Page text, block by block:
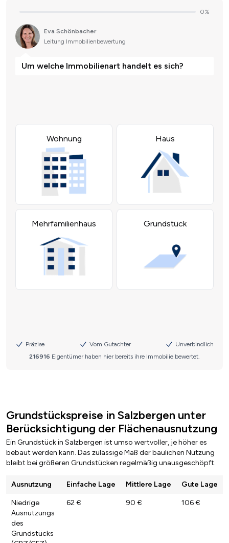
Grundstückspreise in Salzbergen unter
Berücksichtigung der Flächenausnutzung
Ein Grundstück in Salzbergen ist umso wertvoller, je höher es
bebaut werden kann. Das zulässige Maß der baulichen Nutzung
bleibt bei größeren Grundstücken regelmäßig unausgeschöpft.
Ausnutzung Einfache Lage Mittlere Lage Gute Lage
Niedrige
Ausnutzungs
des
Grundstücks
62 € 90 € 106 €